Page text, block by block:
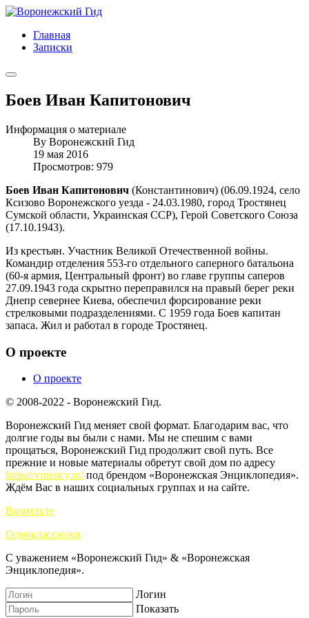
Главная
Записки
Боев Иван Капитонович
Информация о материале
By Воронежский Гид
19 мая 2016
Просмотров: 979
Боев Иван Капитонович (Константинович) (06.09.1924, село
Ксизово Воронежского уезда - 24.03.1980, город Тростянец
Сумской области, Украинская ССР), Герой Советского Союза
(17.10.1943).
Из крестьян. Участник Великой Отечественной войны.
Командир отделения 553-го отдельного саперного батальона
(60-я армия, Центральный фронт) во главе группы саперов
27.09.1943 года скрытно переправился на правый берег реки
Днепр севернее Киева, обеспечил форсирование реки
стрелковыми подразделениями. С 1959 года Боев капитан
запаса. Жил и работал в городе Тростянец.
О проекте
О проекте
© 2008-2022 - Воронежский Гид.
Воронежский Гид меняет свой формат. Благодарим вас, что
долгие годы вы были с нами. Мы не спешим с вами
прощаться, Воронежский Гид продолжит свой путь. Все
прежние и новые материалы обретут свой дом по адресу
https://vrnency.ru/под брендом «Воронежская Энциклопедия».
Ждём Вас в наших социальных группах и на сайте.
Вконтакте
Одноклассники
С уважением «Воронежский Гид» & «Воронежская
Энциклопедия».
Логин
Показать